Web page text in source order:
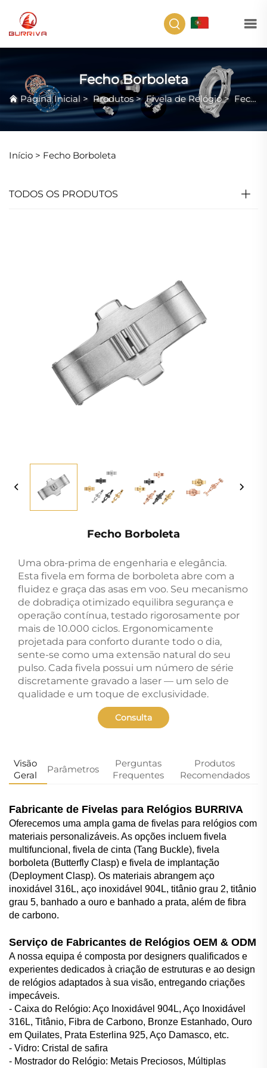
Fecho Borboleta
Página Inicial > Produtos>Fivela de Relógio> Fecho Borboleta
Início > Fecho Borboleta
TODOS OS PRODUTOS
Fecho Borboleta
Uma obra-prima de engenharia e elegância.
Esta fivela em forma de borboleta abre com a
fluidez e graça das asas em voo. Seu mecanismo
de dobradiça otimizado equilibra segurança e
operação contínua, testado rigorosamente por
mais de 10.000 ciclos. Ergonomicamente
projetada para conforto durante todo o dia,
sente-se como uma extensão natural do seu
pulso. Cada fivela possui um número de série
discretamente gravado a laser — um selo de
qualidade e um toque de exclusividade.
Consulta
Visão
Geral
Parâmetros
Perguntas
Frequentes
Produtos
Recomendados
Fabricante de Fivelas para Relógios BURRIVA
Oferecemos uma ampla gama de fivelas para relógios com
materiais personalizáveis. As opções incluem fivela
multifuncional, fivela de cinta (Tang Buckle), fivela
borboleta (Butterfly Clasp) e fivela de implantação
(Deployment Clasp). Os materiais abrangem aço
inoxidável 316L, aço inoxidável 904L, titânio grau 2, titânio
grau 5, banhado a ouro e banhado a prata, além de fibra
de carbono.
Serviço de Fabricantes de Relógios OEM & ODM
A nossa equipa é composta por designers qualificados e
experientes dedicados à criação de estruturas e ao design
de relógios adaptados à sua visão, entregando criações
impecáveis.
- Caixa do Relógio: Aço Inoxidável 904L, Aço Inoxidável
316L, Titânio, Fibra de Carbono, Bronze Estanhado, Ouro
em Quilates, Prata Esterlina 925, Aço Damasco, etc.
- Vidro: Cristal de safira
- Mostrador do Relógio: Metais Preciosos, Múltiplas